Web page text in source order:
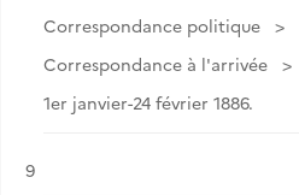
Correspondance politique
Correspondance à l'arrivée
1er janvier-24 février 1886.
Résultat n°
9